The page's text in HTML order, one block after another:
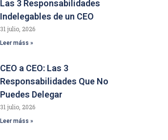
Las 3 Responsabilidades
Indelegables de un CEO
31 julio, 2026
Leer máss »
CEO a CEO: Las 3
Responsabilidades Que No
Puedes Delegar
31 julio, 2026
Leer máss »